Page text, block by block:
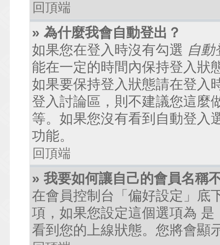
回頂端
» 為什麼我會自動登出？
如果您在登入時沒有勾選 自動
能在一定的時間內保持登入狀
如果要保持登入狀態請在登入
登入討論區，則不建議您這麼
等。如果您沒有看到自動登入
功能。
回頂端
» 我要如何讓自己的會員名稱
在會員控制台「偏好設定」底
項，如果您設定這個選項為 是
看到您的上線狀態。您將會顯